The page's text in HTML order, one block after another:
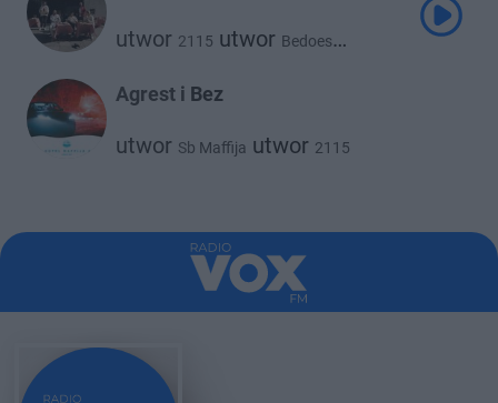
utwor 2115 utwor Bedoes
White 2115
Agrest i Bez
utwor Sb Maffija utwor 2115